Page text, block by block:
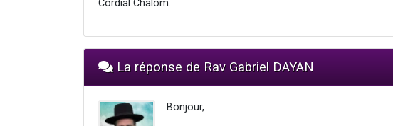
Cordial Chalom.
La réponse de Rav Gabriel DAYAN
Bonjour,